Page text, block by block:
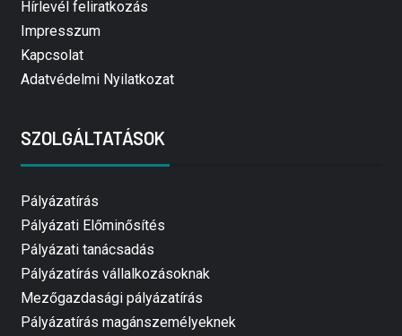
Hírlevél feliratkozás
Impresszum
Kapcsolat
Adatvédelmi Nyilatkozat
SZOLGÁLTATÁSOK
Pályázatírás
Pályázati Előminősítés
Pályázati tanácsadás
Pályázatírás vállalkozásoknak
Mezőgazdasági pályázatírás
Pályázatírás magánszemélyeknek